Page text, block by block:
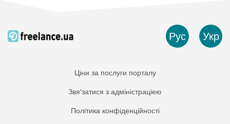
Рус Укр
Ціни за послуги порталу
Звя'затися з адміністраціею
Політика конфіденційності